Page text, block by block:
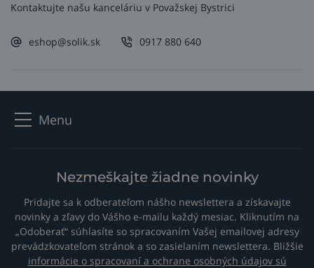
Kontaktujte našu kanceláriu v Považskej Bystrici
eshop@solik.sk 0917 880 640
Menu
Nezmeškajte žiadne novinky
Pridajte sa k odberateľom nášho newslettera a získavajte
novinky a zľavy do Vášho e-mailu každý mesiac. Kliknutím na
„Odoberať“ súhlasíte so spracovaním Vašej emailovej adresy
prevádzkovateľom stránok a so zasielaním newslettera. Bližšie
informácie o spracovaní a ochrane osobných údajov sú